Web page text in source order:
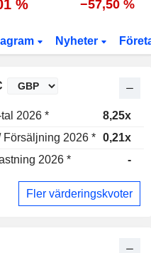
% −57,50 %
Nyheter
tal 2026 * 8,25x
Försäljning 2026 * 0,21x
2026 * -
Fler värderingskvoter